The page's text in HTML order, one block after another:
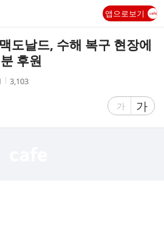
앱으로보기
맥도날드, 수해 복구 현장에
후원
조
3,103
글
가
글
자
가